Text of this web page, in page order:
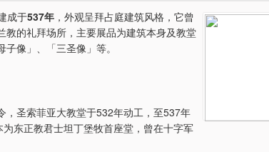
成于537年 ，外观呈拜占庭建筑风格，它曾
教的礼拜场所，主要展品为建筑本身及教堂
像」、「三圣像」等。
，圣索菲亚大教堂于532年动工，至537年
为东正教君士坦丁堡牧首座堂，曾在十字军